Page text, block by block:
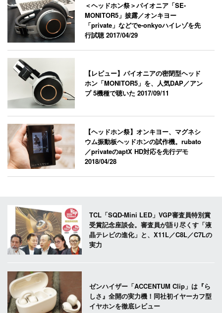
＜ヘッドホン祭＞パイオニア「SE-
MONITOR5」披露／オンキヨー
「private」などでe-onkyoハイレゾを先
行試聴2017/04/29
【レビュー】パイオニアの密閉型ヘッド
ホン「MONITOR5」を、人気DAP／アン
プ 5機種で聴いた2017/09/11
【ヘッドホン祭】オンキヨー、マグネシ
ウム振動板ヘッドホンの試作機。rubato
／privateのaptX HD対応を先行デモ
2018/04/28
TCL「SQD-Mini LED」VGP審査員特別賞
受賞記念座談会。審査員が語り尽くす「液
晶テレビの進化」と、X11L／C8L／C7Lの
実力
ゼンハイザー「ACCENTUM Clip」は『ら
しさ』全開の実力機！同社初イヤーカフ型
イヤホンを徹底レビュー